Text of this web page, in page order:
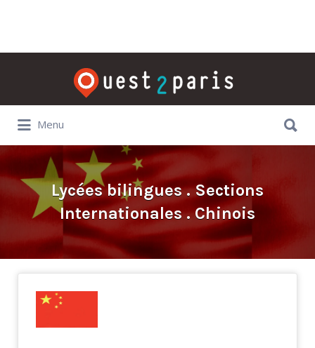
Rechercher:
Menu
Lycées bilingues . Sections
Internationales . Chinois